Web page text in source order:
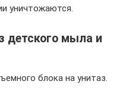
уничтожаются.
детского мыла и
блока на унитаз.